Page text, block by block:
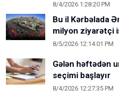
8/4/2026 1:28:20 PM
Bu il Kərbəlada
milyon ziyarətçi
8/5/2026 12:14:01 PM
Gələn həftədən
seçimi başlayır
8/4/2026 12:27:35 PM